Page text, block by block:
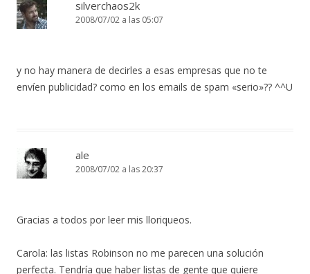
silverchaos2k
2008/07/02 a las 05:07
y no hay manera de decirles a esas empresas que no te
envíen publicidad? como en los emails de spam «serio»?? ^^U
ale
2008/07/02 a las 20:37
Gracias a todos por leer mis lloriqueos.
Carola: las listas Robinson no me parecen una solución
perfecta. Tendría que haber listas de gente que quiere